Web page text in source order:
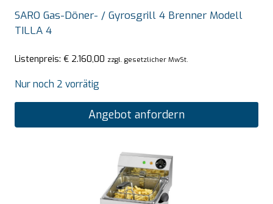
SARO Gas-Döner- / Gyrosgrill 4 Brenner Modell
TILLA 4
Listenpreis: € 2.160,00 zzgl. gesetzlicher MwSt.
Nur noch 2 vorrätig
Angebot anfordern